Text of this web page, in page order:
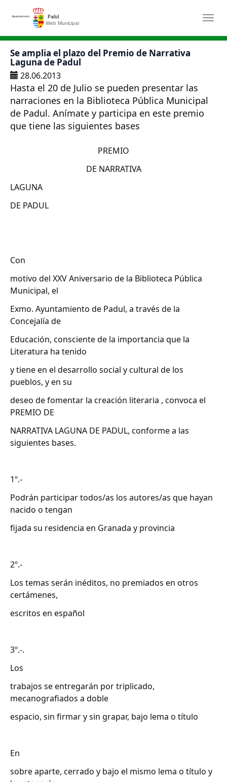
Saltar al contenido principal
Se amplia el plazo del Premio de Narrativa
Laguna de Padul
28.06.2013
Hasta el 20 de Julio se pueden presentar las
narraciones en la Biblioteca Pública Municipal
de Padul. Anímate y participa en este premio
que tiene las siguientes bases
PREMIO
DE NARRATIVA
LAGUNA
DE PADUL
Con
motivo del XXV Aniversario de la Biblioteca Pública
Municipal, el
Exmo. Ayuntamiento de Padul, a través de la
Concejalía de
Educación, consciente de la importancia que la
Literatura ha tenido
y tiene en el desarrollo social y cultural de los
pueblos, y en su
deseo de fomentar la creación literaria , convoca el
PREMIO DE
NARRATIVA LAGUNA DE PADUL, conforme a las
siguientes bases.
1º.-
Podrán participar todos/as los autores/as que hayan
nacido o tengan
fijada su residencia en Granada y provincia
2º.-
Los temas serán inéditos, no premiados en otros
certámenes,
escritos en español
3º.-.
Los
trabajos se entregarán por triplicado,
mecanografiados a doble
espacio, sin firmar y sin grapar, bajo lema o título
En
sobre aparte, cerrado y bajo el mismo lema o título y